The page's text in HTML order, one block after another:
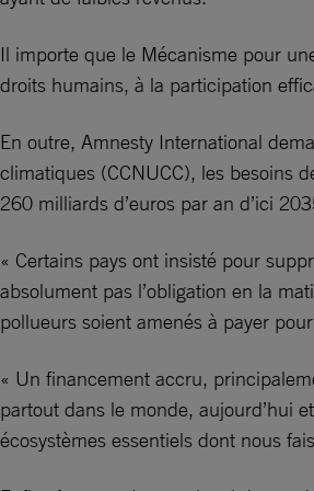
Il importe que le Mécanisme pour
droits humains, à la participation
En outre, Amnesty International
climatiques (CCNUCC), les besoins
260 milliards d’euros par an d’ici
« Certains pays ont insisté pour
absolument pas l’obligation en la
pollueurs soient amenés à payer
« Un financement accru,
partout dans le monde, aujourd’hui
écosystèmes essentiels dont nous